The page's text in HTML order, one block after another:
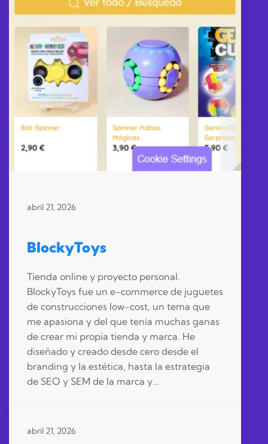
abril 21, 2026
BlockyToys
Tienda online y proyecto personal.
BlockyToys fue un e-commerce de juguetes
de construcciones low-cost, un tema que
me apasiona y del que tenía muchas ganas
de crear mi propia tienda y marca. He
diseñado y creado desde cero desde el
branding y la estética, hasta la estrategia
de SEO y SEM de la marca y…
abril 21, 2026